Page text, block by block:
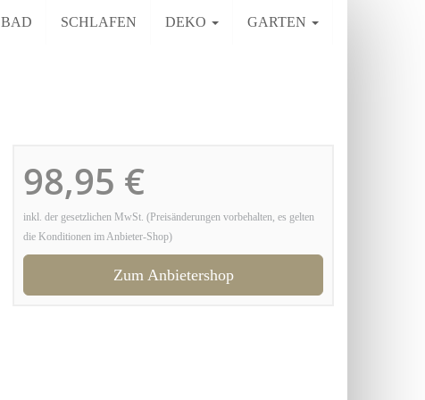
BAD SCHLAFEN DEKO GARTEN
98,95 €
inkl. der gesetzlichen MwSt. (Preisänderungen vorbehalten, es gelten
die Konditionen im Anbieter-Shop)
Zum Anbietershop